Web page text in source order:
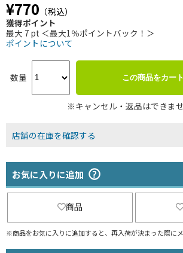
¥770 （税込）
獲得ポイント
最大 7 pt ＜最大1％ポイントバック！＞
ポイントについて
数量 この商品をカー
※キャンセル・返品はできませ
店舗の在庫を確認する
お気に入りに追加
商品
※商品をお気に入りに追加すると、再入荷が決まった際にメ